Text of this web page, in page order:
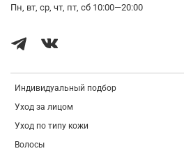
проводя влагу глубоко в
уровень увлажнения, устраняют
Экстракт календулы
антибактериальное и
кожу, регенерирует покровы,
Индивидуальный подбор
Уход за лицом
Уход по типу кожи
Волосы
Пн, вт, ср, чт, пт, сб 10:00—20:00